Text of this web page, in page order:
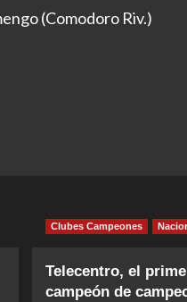
(Comodoro Riv.)
Clubes Campeones
Telecentro, el
campeón de